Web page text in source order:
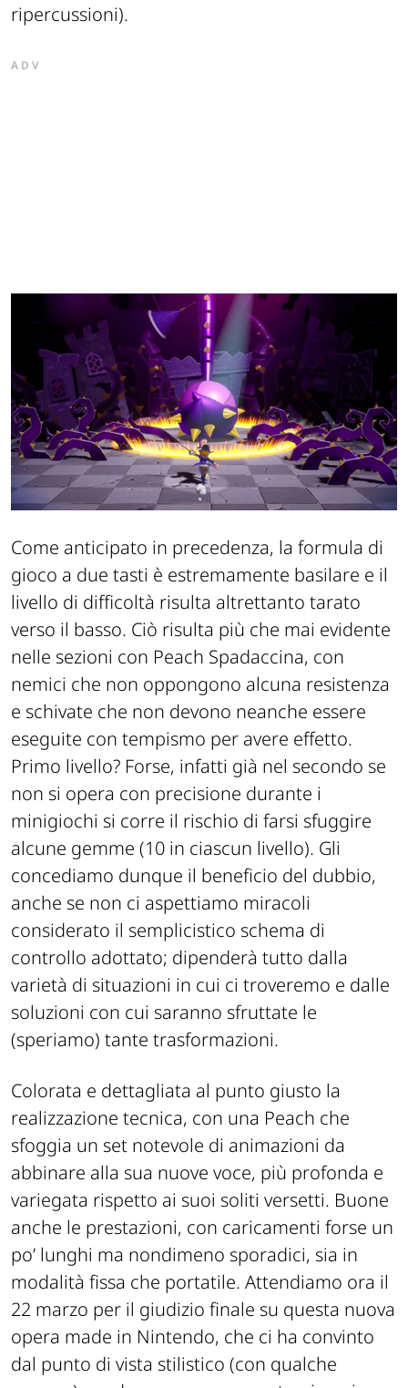
ripercussioni).
ADV
Come anticipato in precedenza, la formula di
gioco a due tasti è estremamente basilare e il
livello di difficoltà risulta altrettanto tarato
verso il basso. Ciò risulta più che mai evidente
nelle sezioni con Peach Spadaccina, con
nemici che non oppongono alcuna resistenza
e schivate che non devono neanche essere
eseguite con tempismo per avere effetto.
Primo livello? Forse, infatti già nel secondo se
non si opera con precisione durante i
minigiochi si corre il rischio di farsi sfuggire
alcune gemme (10 in ciascun livello). Gli
concediamo dunque il beneficio del dubbio,
anche se non ci aspettiamo miracoli
considerato il semplicistico schema di
controllo adottato; dipenderà tutto dalla
varietà di situazioni in cui ci troveremo e dalle
soluzioni con cui saranno sfruttate le
(speriamo) tante trasformazioni.
Colorata e dettagliata al punto giusto la
realizzazione tecnica, con una Peach che
sfoggia un set notevole di animazioni da
abbinare alla sua nuove voce, più profonda e
variegata rispetto ai suoi soliti versetti. Buone
anche le prestazioni, con caricamenti forse un
po’ lunghi ma nondimeno sporadici, sia in
modalità fissa che portatile. Attendiamo ora il
22 marzo per il giudizio finale su questa nuova
opera made in Nintendo, che ci ha convinto
dal punto di vista stilistico (con qualche